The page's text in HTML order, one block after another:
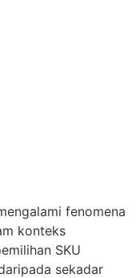
fenomena
konteks
SKU
sekadar